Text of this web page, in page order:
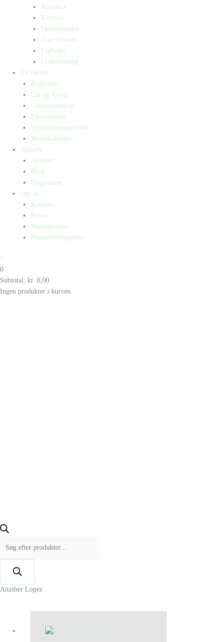
Romance
Krimier
Skønlitteratur
True Stories
Fagbøger
Undervisning
Til lærere
Bogkasser
Lix og let-tal
Universlæsning
Elevopgaver
Undervisningsforløb
Messekalender
Aktuelt
Artikler
Blog
Bogtrailere
Om os
Kontakt
Presse
Manuskripter
Handelsbetingelser
0
0
Subtotal: kr. 0,00
Ingen produkter i kurven
Aitziber Lopez